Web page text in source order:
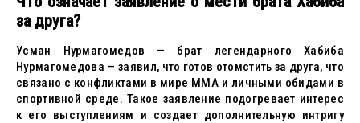
за друга?
Усман Нурмагомедов — брат легендарного Хабиба
Нурмагомедова — заявил, что готов отомстить за друга, что
связано с конфликтами в мире MMA и личными обидами в
спортивной среде. Такое заявление подогревает интерес
к его выступлениям и создает дополнительную интригу